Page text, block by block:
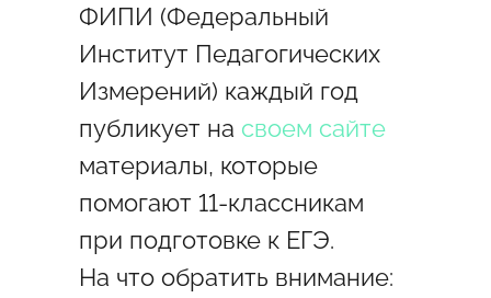
ФИПИ (Федеральный
Институт Педагогических
Измерений) каждый год
публикует на своем сайте
материалы, которые
помогают 11-классникам
при подготовке к ЕГЭ.
На что обратить внимание: